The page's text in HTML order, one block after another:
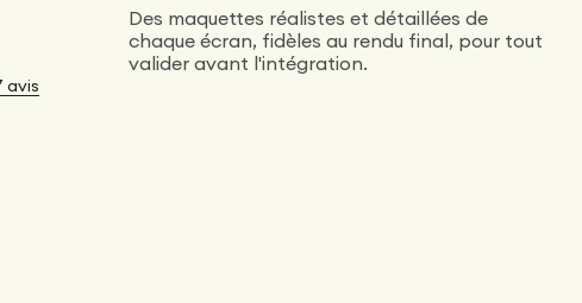
avis
Des maquettes réalistes et détaillées de
chaque écran, fidèles au rendu final, pour tout
valider avant l'intégration.